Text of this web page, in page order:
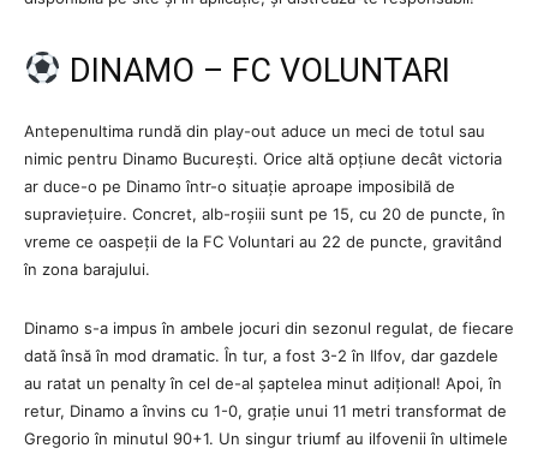
DINAMO – FC VOLUNTARI
Antepenultima rundă din play-out aduce un meci de totul sau
nimic pentru Dinamo București. Orice altă opțiune decât victoria
ar duce-o pe Dinamo într-o situație aproape imposibilă de
supraviețuire. Concret, alb-roșiii sunt pe 15, cu 20 de puncte, în
vreme ce oaspeții de la FC Voluntari au 22 de puncte, gravitând
în zona barajului.
Dinamo s-a impus în ambele jocuri din sezonul regulat, de fiecare
dată însă în mod dramatic. În tur, a fost 3-2 în Ilfov, dar gazdele
au ratat un penalty în cel de-al șaptelea minut adițional! Apoi, în
retur, Dinamo a învins cu 1-0, grație unui 11 metri transformat de
Gregorio în minutul 90+1. Un singur triumf au ilfovenii în ultimele